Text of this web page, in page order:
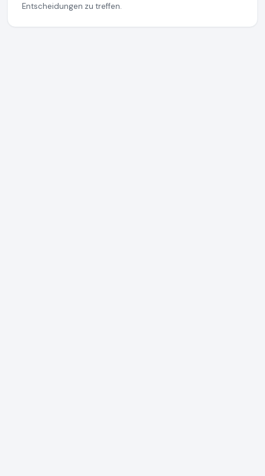
Entscheidungen zu treffen.